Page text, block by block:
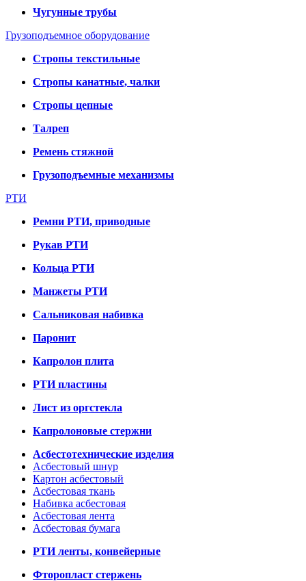
Чугунные трубы
Грузоподъемное оборудование
Стропы текстильные
Стропы канатные, чалки
Стропы цепные
Талреп
Ремень стяжной
Грузоподъемные механизмы
РТИ
Ремни РТИ, приводные
Рукав РТИ
Кольца РТИ
Манжеты РТИ
Сальниковая набивка
Паронит
Капролон плита
РТИ пластины
Лист из оргстекла
Капролоновые стержни
Асбестотехнические изделия
Асбестовый шнур
Картон асбестовый
Асбестовая ткань
Набивка асбестовая
Асбестовая лента
Асбестовая бумага
РТИ ленты, конвейерные
Фторопласт стержень